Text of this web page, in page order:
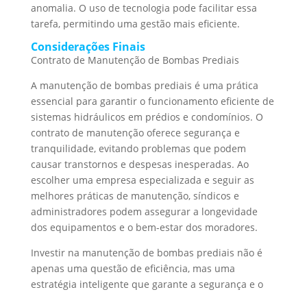
anomalia. O uso de tecnologia pode facilitar essa
tarefa, permitindo uma gestão mais eficiente.
Considerações Finais
Contrato de Manutenção de Bombas Prediais
A manutenção de bombas prediais é uma prática
essencial para garantir o funcionamento eficiente de
sistemas hidráulicos em prédios e condomínios. O
contrato de manutenção oferece segurança e
tranquilidade, evitando problemas que podem
causar transtornos e despesas inesperadas. Ao
escolher uma empresa especializada e seguir as
melhores práticas de manutenção, síndicos e
administradores podem assegurar a longevidade
dos equipamentos e o bem-estar dos moradores.
Investir na manutenção de bombas prediais não é
apenas uma questão de eficiência, mas uma
estratégia inteligente que garante a segurança e o